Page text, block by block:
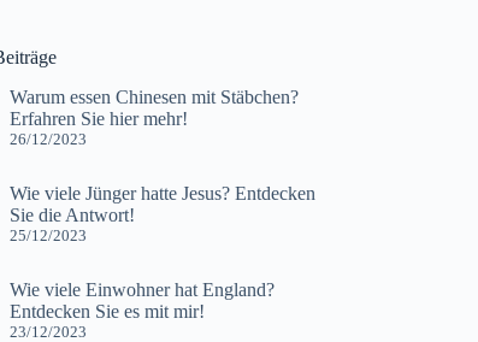
Warum essen Chinesen mit Stäbchen?
Erfahren Sie hier mehr!
26/12/2023
Wie viele Jünger hatte Jesus? Entdecken
Sie die Antwort!
25/12/2023
Wie viele Einwohner hat England?
Entdecken Sie es mit mir!
23/12/2023